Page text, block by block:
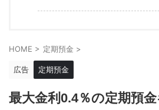
HOME > 定期預金 >
広告 定期預金
最大金利0.4％の定期預